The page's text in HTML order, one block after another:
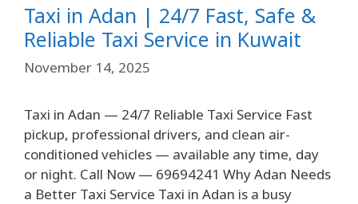
Taxi in Adan | 24/7 Fast, Safe &
Reliable Taxi Service in Kuwait
November 14, 2025
Taxi in Adan — 24/7 Reliable Taxi Service Fast
pickup, professional drivers, and clean air-
conditioned vehicles — available any time, day
or night. Call Now — 69694241 Why Adan Needs
a Better Taxi Service Taxi in Adan is a busy